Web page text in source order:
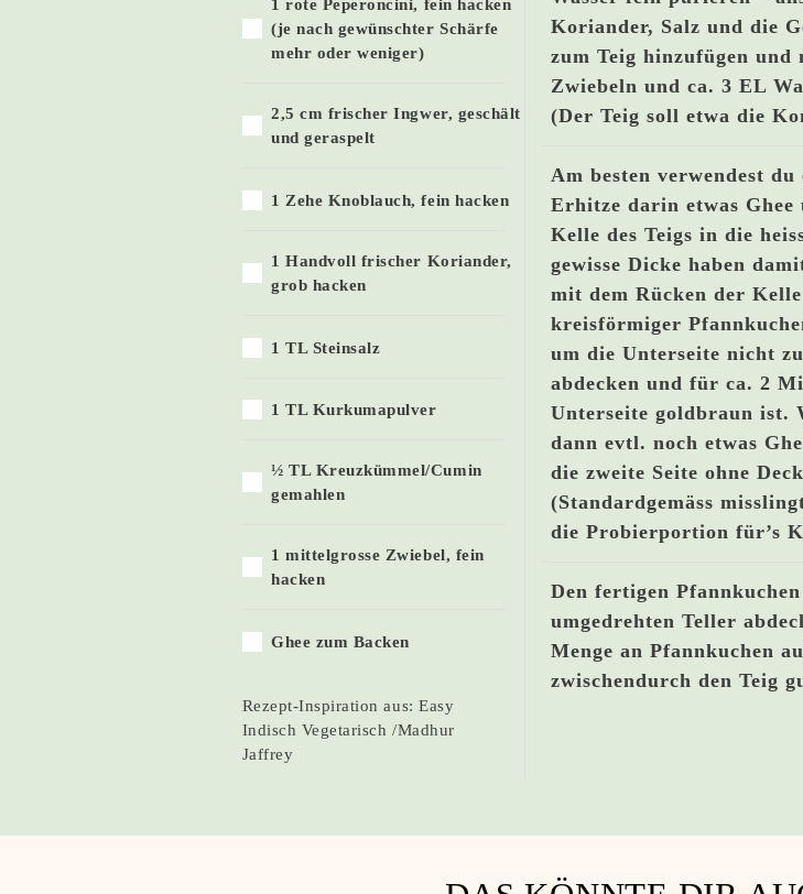
1 rote Peperoncini, fein hacken
(je nach gewünschter Schärfe
mehr oder weniger)
2,5 cm frischer Ingwer, geschält
und geraspelt
1 Zehe Knoblauch, fein hacken
1 Handvoll frischer Koriander,
grob hacken
1 TL Steinsalz
1 TL Kurkumapulver
½ TL Kreuzkümmel/Cumin
gemahlen
1 mittelgrosse Zwiebel, fein
hacken
Ghee zum Backen
Rezept-Inspiration aus: Easy
Indisch Vegetarisch /Madhur
Jaffrey
Koriander, Salz und die
zum Teig hinzufügen und
Zwiebeln und ca. 3 EL
(Der Teig soll etwa die
Am besten verwendest
Erhitze darin etwas Ghee
Kelle des Teigs in die
gewisse Dicke haben
mit dem Rücken der
kreisförmiger
um die Unterseite nicht
abdecken und für ca. 2
Unterseite goldbraun ist.
dann evtl. noch etwas
die zweite Seite ohne
(Standardgemäss
die Probierportion für’s
Den fertigen
umgedrehten Teller
Menge an Pfannkuchen
zwischendurch den Teig